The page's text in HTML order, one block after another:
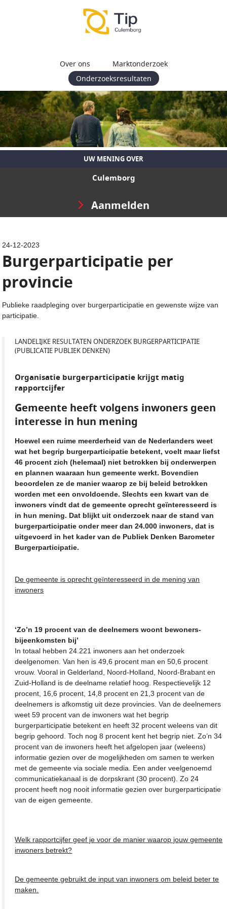
Over ons
Marktonderzoek
Onderzoeksresultaten
UW MENING OVER
Culemborg
Aanmelden
24-12-2023
Burgerparticipatie per
provincie
Publieke raadpleging over burgerparticipatie en gewenste wijze van
participatie.
LANDELIJKE RESULTATEN ONDERZOEK BURGERPARTICIPATIE
(PUBLICATIE PUBLIEK DENKEN)
Organisatie burgerparticipatie krijgt matig
rapportcijfer
Gemeente heeft volgens inwoners geen
interesse in hun mening
Hoewel een ruime meerderheid van de Nederlanders weet
wat het begrip burgerparticipatie betekent, voelt maar liefst
46 procent zich (helemaal) niet betrokken bij onderwerpen
en plannen waaraan hun gemeente werkt. Bovendien
beoordelen ze de manier waarop ze bij beleid betrokken
worden met een onvoldoende. Slechts een kwart van de
inwoners vindt dat de gemeente oprecht geïnteresseerd is
in hun mening. Dat blijkt uit onderzoek naar de stand van
burgerparticipatie onder meer dan 24.000 inwoners, dat is
uitgevoerd in het kader van de Publiek Denken Barometer
Burgerparticipatie.
De gemeente is oprecht geïnteresseerd in de mening van
inwoners
‘Zo’n 19 procent van de deelnemers woont bewoners-
bijeenkomsten bij’
In totaal hebben 24.221 inwoners aan het onderzoek
deelgenomen. Van hen is 49,6 procent man en 50,6 procent
vrouw. Vooral in Gelderland, Noord-Holland, Noord-Brabant en
Zuid-Holland is de deelname relatief hoog. Respectievelijk 12
procent, 16,6 procent, 14,8 procent en 21,3 procent van de
deelnemers is afkomstig uit deze provincies. Van de deelnemers
weet 59 procent van de inwoners wat het begrip
burgerparticipatie betekent en heeft 32 procent weleens van dit
begrip gehoord. Toch nog 8 procent kent het begrip niet. Zo’n 34
procent van de inwoners heeft het afgelopen jaar (weleens)
informatie gezien over de mogelijkheden om samen te werken
met de gemeente via sociale media. Een ander veelgenoemd
communicatiekanaal is de dorpskrant (30 procent). Zo 24
procent heeft nog nooit informatie gezien over burgerparticipatie
van de eigen gemeente.
Welk rapportcijfer geef je voor de manier waarop jouw gemeente
inwoners betrekt?
De gemeente gebruikt de input van inwoners om beleid beter te
maken.